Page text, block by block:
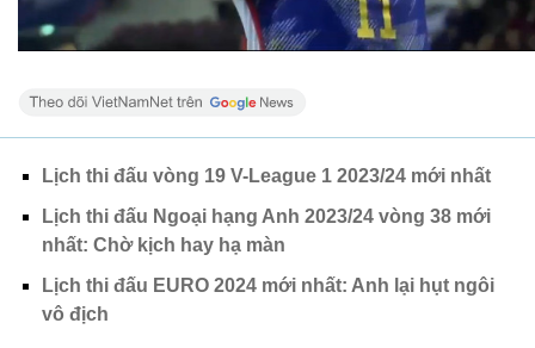
Lịch thi đấu vòng 19 V-League 1 2023/24 mới nhất
Lịch thi đấu Ngoại hạng Anh 2023/24 vòng 38 mới
nhất: Chờ kịch hay hạ màn
Lịch thi đấu EURO 2024 mới nhất: Anh lại hụt ngôi
vô địch